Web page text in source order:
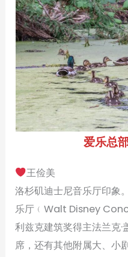
爱乐总
王俭美
洛杉矶迪士尼音乐厅印象
乐厅﹙Walt Disney
利兹克建筑奖得主法兰克
席，还有其他附属大、小剧